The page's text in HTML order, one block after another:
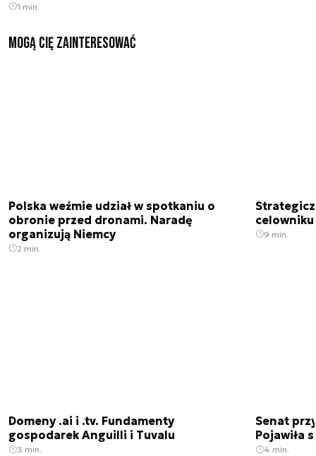
1 min.
Mogą Cię zainteresować
Polska weźmie udział w spotkaniu o
obronie przed dronami. Naradę
organizują Niemcy
2 min.
9 min.
Domeny .ai i .tv. Fundamenty
gospodarek Anguilli i Tuvalu
3 min.
Senat
Pojawiła
4 min.